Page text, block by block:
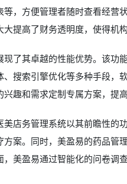
，方便管理者随时查看经
提高了财务透明度，使得机
了其卓越的性能优势。该
搜索引擎优化等多种手段
趣和需求定制专属方案，提高
美店务管理系统以其前瞻性的
案。同时，美盈易的药品管
美盈易通过智能化的问卷